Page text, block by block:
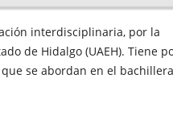
interdisciplinaria, por la
de Hidalgo (UAEH). Tiene
se abordan en el